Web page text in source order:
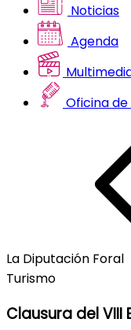
Noticias
Agenda
Oficina
La Diputación Foral
Turismo
Clausura del VIII